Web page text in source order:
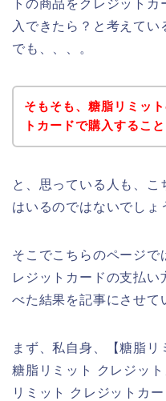
トの商品をクレジット
入できたら？と考えてい
でも、、、。
そもそも、糖脂リミッ
トカードで購入するこ
と、思っている人も、こ
はいるのではないでしょ
そこでこちらのページで
レジットカードの支払い
べた結果を記事にさせて
まず、私自身、【糖脂リ
糖脂リミット クレジッ
リミット クレジットカ